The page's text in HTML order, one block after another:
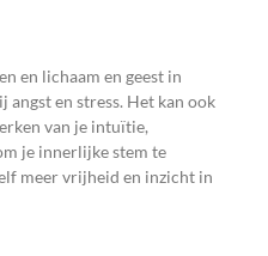
en lichaam en geest in
en stress. Het kan ook
van je intuïtie,
je innerlijke stem te
meer vrijheid en inzicht in